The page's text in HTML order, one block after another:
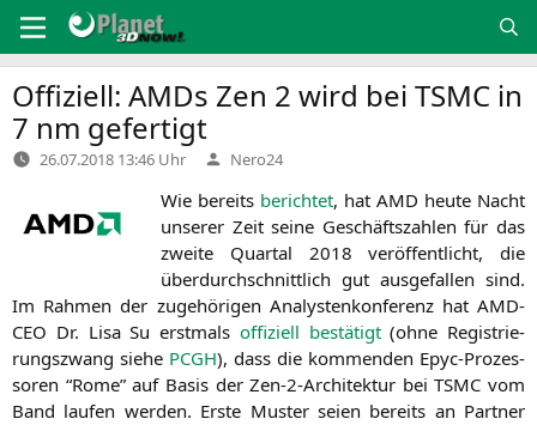
Inhalt
springen
Offiziell: AMDs Zen 2 wird bei TSMC in
7 nm gefertigt
26.07.2018 13:46 Uhr Verfasst
von
Nero24
Wie bereits berich­tet, hat AMD heu­te Nacht
unse­rer Zeit sei­ne Geschäfts­zah­len für das
zwei­te Quar­tal 2018 ver­öf­fent­licht, die
über­durch­schnitt­lich gut aus­ge­fal­len sind.
Im Rah­men der zuge­hö­ri­gen Ana­lys­ten­kon­fe­renz hat AMD-
CEO Dr. Lisa Su erst­mals offi­zi­ell bestä­tigt(ohne Regis­trie­
rungs­zwang sie­he PCGH), dass die kom­men­den Epyc-Pro­zes­
so­ren “Rome” auf Basis der Zen-2-Archi­tek­tur beiTSMC vom
Band lau­fen wer­den. Ers­te Mus­ter sei­en bereits an Part­ner